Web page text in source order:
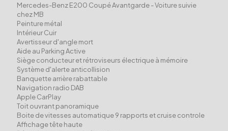
Mercedes-Benz E200 Coupé Avantgarde - Voiture suivie
chez MB
Peinture métal
Intérieur Cuir
Avertisseur d'angle mort
Aide au Parking Active
Siège conducteur et rétroviseurs électrique à mémoire
Système d'alerte anticollision
Banquette arrière rabattable
Navigation radio DAB
Apple CarPlay
Toit ouvrant panoramique
Boite de vitesses automatique 9 rapports et cruise controle
Affichage tête haute